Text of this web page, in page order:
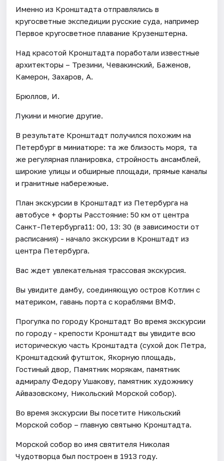
Именно из Кронштадта отправлялись в
кругосветные экспедиции русские суда, например
Первое кругосветное плавание Крузенштерна.
Над красотой Кронштадта поработали известные
архитекторы – Трезини, Чевакинский, Баженов,
Камерон, Захаров, А.
Брюллов, И.
Лукини и многие другие.
В результате Кронштадт получился похожим на
Петербург в миниатюре: та же близость моря, та
же регулярная планировка, стройность ансамблей,
широкие улицы и обширные площади, прямые каналы
и гранитные набережные.
План экскурсии в Кронштадт из Петербурга на
автобусе + форты Расстояние: 50 км от центра
Санкт-Петербурга11: 00, 13: 30 (в зависимости от
расписания) - начало экскурсии в Кронштадт из
центра Петербурга.
Вас ждет увлекательная трассовая экскурсия.
Вы увидите дамбу, соединяющую остров Котлин с
материком, гавань порта с кораблями ВМФ.
Прогулка по городу Кронштадт Во время экскурсии
по городу - крепости Кронштадт вы увидите всю
историческую часть Кронштадта (сухой док Петра,
Кронштадский футшток, Якорную площадь,
Гостиный двор, Памятник морякам, памятник
адмиралу Федору Ушакову, памятник художнику
Айвазовскому, Никольский Морской собор).
Во время экскурсии Вы посетите Никольский
Морской собор – главную святыню Кронштадта.
Морской собор во имя святителя Николая
Чудотворца был построен в 1913 году.